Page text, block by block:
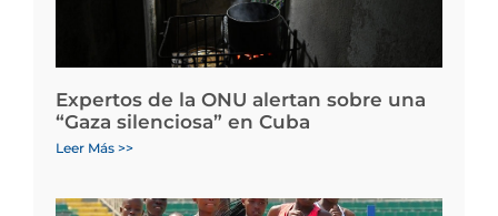
Expertos de la ONU alertan sobre una
“Gaza silenciosa” en Cuba
Leer Más >>